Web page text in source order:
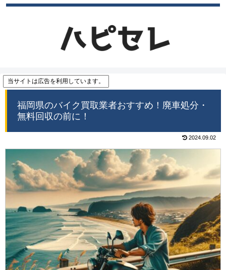
当サイトは広告を利用しています。
福岡県のバイク買取業者おすすめ！廃車処分・
無料回収の前に！
2024.09.02